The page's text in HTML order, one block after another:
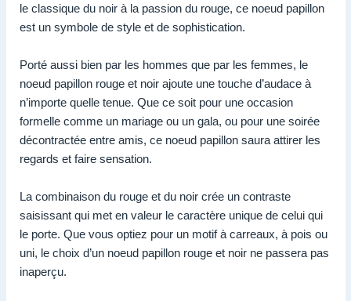
le classique du noir à la passion du rouge, ce noeud papillon
est un symbole de style et de sophistication.
Porté aussi bien par les hommes que par les femmes, le
noeud papillon rouge et noir ajoute une touche d’audace à
n’importe quelle tenue. Que ce soit pour une occasion
formelle comme un mariage ou un gala, ou pour une soirée
décontractée entre amis, ce noeud papillon saura attirer les
regards et faire sensation.
La combinaison du rouge et du noir crée un contraste
saisissant qui met en valeur le caractère unique de celui qui
le porte. Que vous optiez pour un motif à carreaux, à pois ou
uni, le choix d’un noeud papillon rouge et noir ne passera pas
inaperçu.